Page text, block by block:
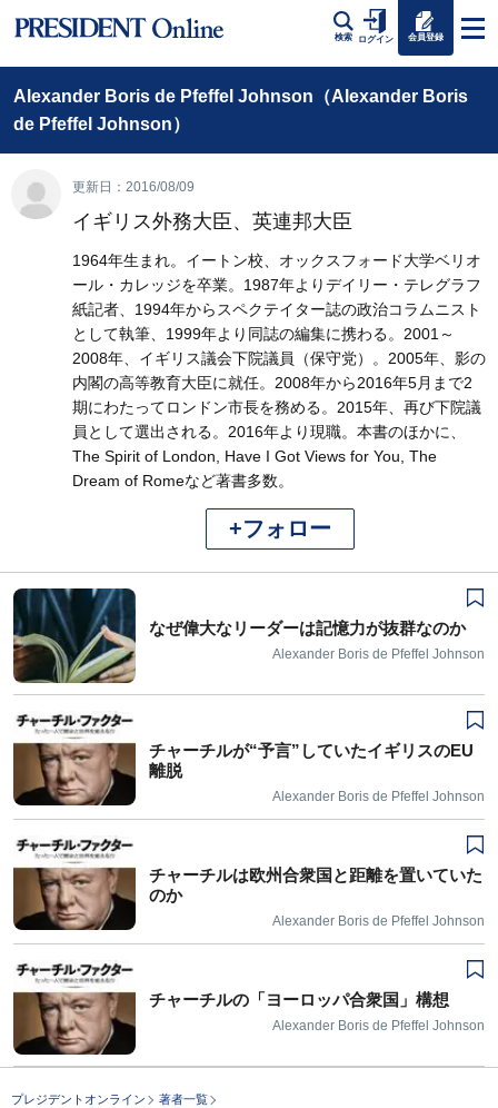
検索 ログイン 会員登録
Alexander Boris de Pfeffel Johnson（Alexander Boris
de Pfeffel Johnson）
更新日：2016/08/09
イギリス外務大臣、英連邦大臣
1964年生まれ。イートン校、オックスフォード大学ベリオ
ール・カレッジを卒業。1987年よりデイリー・テレグラフ
紙記者、1994年からスペクテイター誌の政治コラムニスト
として執筆、1999年より同誌の編集に携わる。2001～
2008年、イギリス議会下院議員（保守党）。2005年、影の
内閣の高等教育大臣に就任。2008年から2016年5月まで2
期にわたってロンドン市長を務める。2015年、再び下院議
員として選出される。2016年より現職。本書のほかに、
The Spirit of London, Have I Got Views for You, The
Dream of Romeなど著書多数。
+フォロー
なぜ偉大なリーダーは記憶力が抜群なのか
Alexander Boris de Pfeffel Johnson
チャーチルが“予言”していたイギリスのEU
離脱
Alexander Boris de Pfeffel Johnson
チャーチルは欧州合衆国と距離を置いていた
のか
Alexander Boris de Pfeffel Johnson
チャーチルの「ヨーロッパ合衆国」構想
Alexander Boris de Pfeffel Johnson
プレジデントオンライン
著者一覧